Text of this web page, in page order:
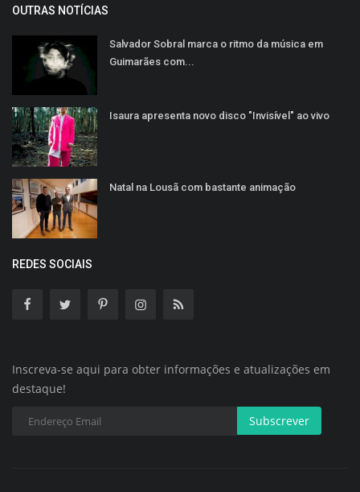
OUTRAS NOTÍCIAS
Salvador Sobral marca o ritmo da música em
Guimarães com...
Isaura apresenta novo disco "Invisível" ao vivo
Natal na Lousã com bastante animação
REDES SOCIAIS
Inscreva-se aqui para obter informações e atualizações em
destaque!
Subscrever